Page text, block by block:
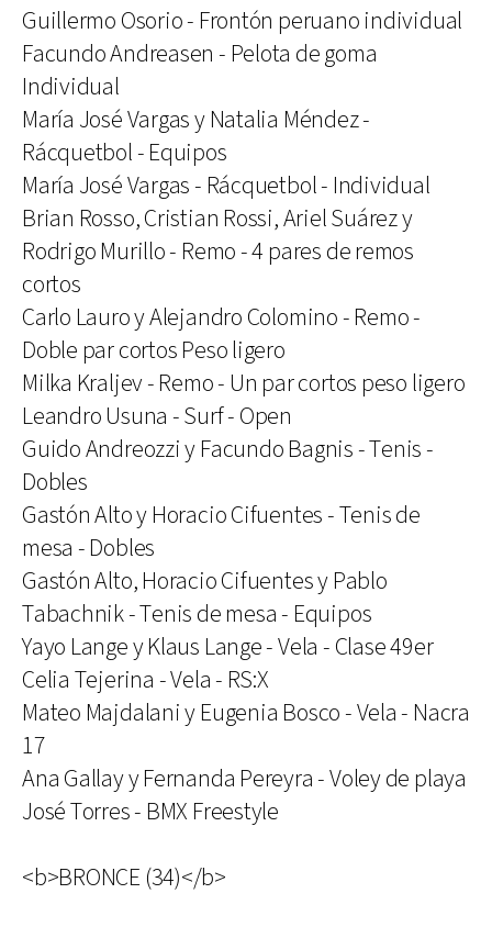
Guillermo Osorio - Frontón peruano individual
Facundo Andreasen - Pelota de goma
Individual
María José Vargas y Natalia Méndez -
Rácquetbol - Equipos
María José Vargas - Rácquetbol - Individual
Brian Rosso, Cristian Rossi, Ariel Suárez y
Rodrigo Murillo - Remo - 4 pares de remos
cortos
Carlo Lauro y Alejandro Colomino - Remo -
Doble par cortos Peso ligero
Milka Kraljev - Remo - Un par cortos peso ligero
Leandro Usuna - Surf - Open
Guido Andreozzi y Facundo Bagnis - Tenis -
Dobles
Gastón Alto y Horacio Cifuentes - Tenis de
mesa - Dobles
Gastón Alto, Horacio Cifuentes y Pablo
Tabachnik - Tenis de mesa - Equipos
Yayo Lange y Klaus Lange - Vela - Clase 49er
Celia Tejerina - Vela - RS:X
Mateo Majdalani y Eugenia Bosco - Vela - Nacra
17
Ana Gallay y Fernanda Pereyra - Voley de playa
José Torres - BMX Freestyle
<b>BRONCE (34)</b>